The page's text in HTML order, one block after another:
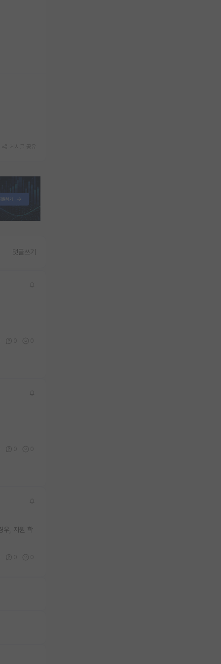
댓글쓰기
우, 지원 학